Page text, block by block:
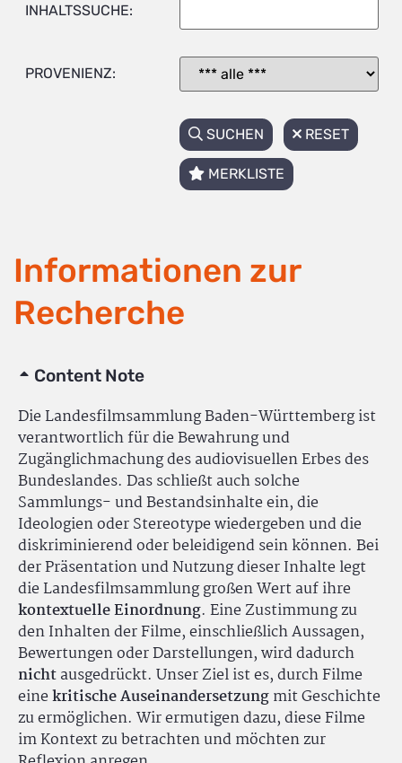
INHALTSSUCHE:
PROVENIENZ:
SUCHEN RESET
MERKLISTE
Informationen zur
Recherche
Content Note
Die Landesfilmsammlung Baden-Württemberg ist
verantwortlich für die Bewahrung und
Zugänglichmachung des audiovisuellen Erbes des
Bundeslandes. Das schließt auch solche
Sammlungs- und Bestandsinhalte ein, die
Ideologien oder Stereotype wiedergeben und die
diskriminierend oder beleidigend sein können. Bei
der Präsentation und Nutzung dieser Inhalte legt
die Landesfilmsammlung großen Wert auf ihre
kontextuelle Einordnung. Eine Zustimmung zu
den Inhalten der Filme, einschließlich Aussagen,
Bewertungen oder Darstellungen, wird dadurch
nichtausgedrückt. Unser Ziel ist es, durch Filme
einekritische Auseinandersetzungmit Geschichte
zu ermöglichen. Wir ermutigen dazu, diese Filme
im Kontext zu betrachten und möchten zur